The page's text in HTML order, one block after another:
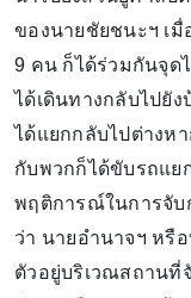
ของนายชัยชนะฯ เมื่
9 คน ก็ได้ร่วมกันจุด
ได้เดินทางกลับไปยั
ได้แยกกลับไปต่างห
กับพวกก็ได้ขับรถแย
พฤติการณ์ในการจับ
ว่า นายอำนาจฯ หรื
ตัวอยู่บริเวณสถานที่